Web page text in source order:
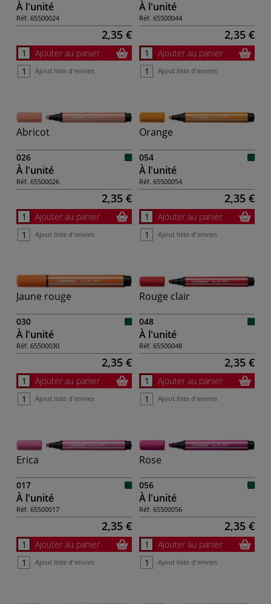
À l'unité
Réf. 65500024
2,35 €
Ajouter au panier
Ajout liste d'envies
À l'unité
Réf. 65500044
2,35 €
Ajouter au panier
Ajout liste d'envies
Abricot
026
À l'unité
Réf. 65500026
2,35 €
Ajouter au panier
Ajout liste d'envies
Orange
054
À l'unité
Réf. 65500054
2,35 €
Ajouter au panier
Ajout liste d'envies
Jaune rouge
030
À l'unité
Réf. 65500030
2,35 €
Ajouter au panier
Ajout liste d'envies
Rouge clair
048
À l'unité
Réf. 65500048
2,35 €
Ajouter au panier
Ajout liste d'envies
Erica
017
À l'unité
Réf. 65500017
2,35 €
Ajouter au panier
Ajout liste d'envies
Rose
056
À l'unité
Réf. 65500056
2,35 €
Ajouter au panier
Ajout liste d'envies